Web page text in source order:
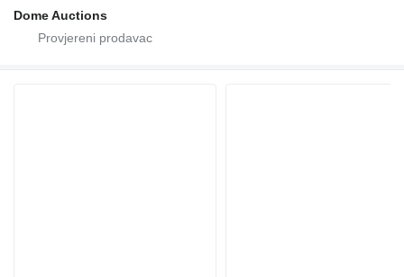
Dome Auctions